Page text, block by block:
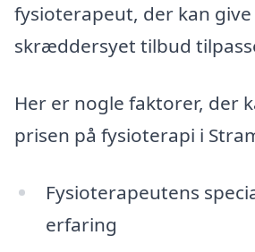
fysioterapeut, der kan
skræddersyet tilbud
Her er nogle faktorer, der
prisen på fysioterapi i
Fysioterapeutens
erfaring